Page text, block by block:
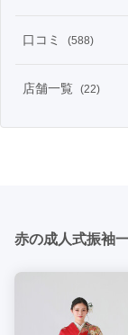
口コミ (588)
店舗一覧 (22)
赤の成人式振袖